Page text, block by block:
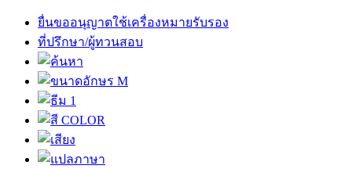
ยื่นขออนุญาตใช้เครื่องหมายรับรอง
ที่ปรึกษา/ผู้ทวนสอบ